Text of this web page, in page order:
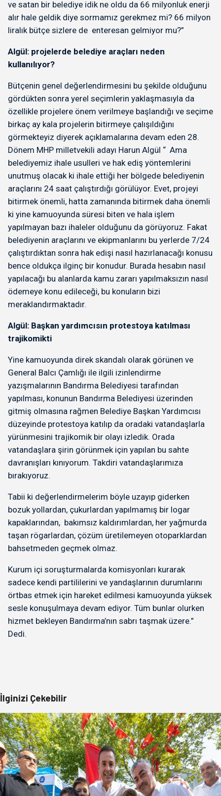
ve satan bir belediye idik ne oldu da 66 milyonluk enerji
alır hale geldik diye sormamız gerekmez mi? 66 milyon
liralık bütçe sizlere de enteresan gelmiyor mu?”
Algül: projelerde belediye araçları neden
kullanılıyor?
Bütçenin genel değerlendirmesini bu şekilde olduğunu
gördükten sonra yerel seçimlerin yaklaşmasıyla da
özellikle projelere önem verilmeye başlandığı ve seçime
birkaç ay kala projelerin bitirmeye çalışıldığını
görmekteyiz diyerek açıklamalarına devam eden 28.
Dönem MHP milletvekili adayı Harun Algül “ Ama
belediyemiz ihale usulleri ve hak ediş yöntemlerini
unutmuş olacak ki ihale ettiği her bölgede belediyenin
araçlarını 24 saat çalıştırdığı görülüyor. Evet, projeyi
bitirmek önemli, hatta zamanında bitirmek daha önemli
ki yine kamuoyunda süresi biten ve hala işlem
yapılmayan bazı ihaleler olduğunu da görüyoruz. Fakat
belediyenin araçlarını ve ekipmanlarını bu yerlerde 7/24
çalıştırdıktan sonra hak edişi nasıl hazırlanacağı konusu
bence oldukça ilginç bir konudur. Burada hesabın nasıl
yapılacağı bu alanlarda kamu zararı yapılmaksızın nasıl
ödemeye konu edileceği, bu konuların bizi
meraklandırmaktadır.
Algül: Başkan yardımcısın protestoya katılması
trajikomikti
Yine kamuoyunda direk skandalı olarak görünen ve
General Balcı Çamlığı ile ilgili izinlendirme
yazışmalarının Bandırma Belediyesi tarafından
yapılması, konunun Bandırma Belediyesi üzerinden
gitmiş olmasına rağmen Belediye Başkan Yardımcısı
düzeyinde protestoya katılıp da oradaki vatandaşlarla
yürünmesini trajikomik bir olayı izledik. Orada
vatandaşlara şirin görünmek için yapılan bu sahte
davranışları kınıyorum. Takdiri vatandaşlarımıza
bırakıyoruz.
Tabii ki değerlendirmelerim böyle uzayıp giderken
bozuk yollardan, çukurlardan yapılmamış bir logar
kapaklarından, bakımsız kaldırımlardan, her yağmurda
taşan rögarlardan, çözüm üretilemeyen otoparklardan
bahsetmeden geçmek olmaz.
Kurum içi soruşturmalarda komisyonları kurarak
sadece kendi partililerini ve yandaşlarının durumlarını
örtbas etmek için hareket edilmesi kamuoyunda yüksek
sesle konuşulmaya devam ediyor. Tüm bunlar olurken
hizmet bekleyen Bandırma’nın sabrı taşmak üzere.”
Dedi.
İlginizi Çekebilir